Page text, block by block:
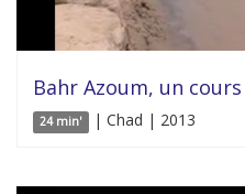
Bahr Azoum, un
24 min' | Chad | 2013